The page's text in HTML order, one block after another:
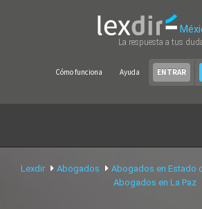
La respuesta a tus
Cómo funciona Ayuda ENTRAR
Lexdir Abogados
Abogados en Estado
Abogados en La Paz